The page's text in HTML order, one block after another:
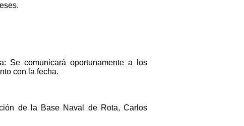
Se comunicará oportunamente a los
con la fecha.
de la Base Naval de Rota, Carlos